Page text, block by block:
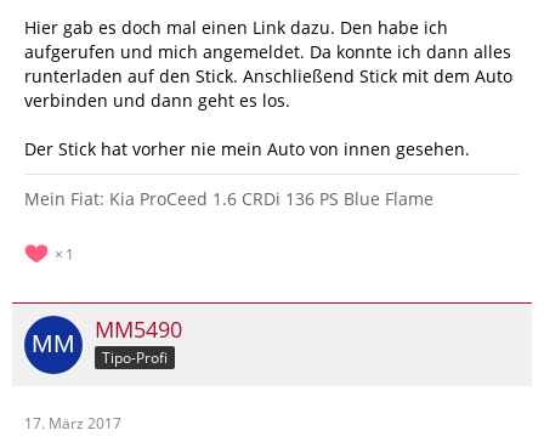
Hier gab es doch mal einen Link dazu. Den habe ich
aufgerufen und mich angemeldet. Da konnte ich dann alles
runterladen auf den Stick. Anschließend Stick mit dem Auto
verbinden und dann geht es los.
Der Stick hat vorher nie mein Auto von innen gesehen.
Mein Fiat: Kia ProCeed 1.6 CRDi 136 PS Blue Flame
1
MM5490
Tipo-Profi
17. März 2017